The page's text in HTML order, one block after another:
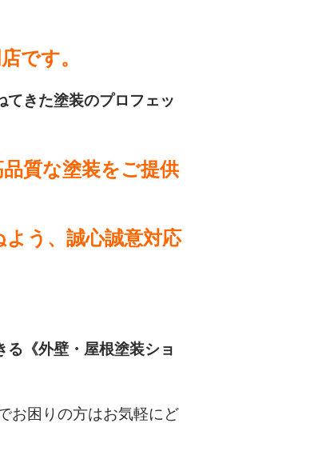
です。
てきた塗装のプロフェッ
質な塗装をご提供
う、誠心誠意対応
《外壁・屋根塗装ショ
お困りの方はお気軽にど